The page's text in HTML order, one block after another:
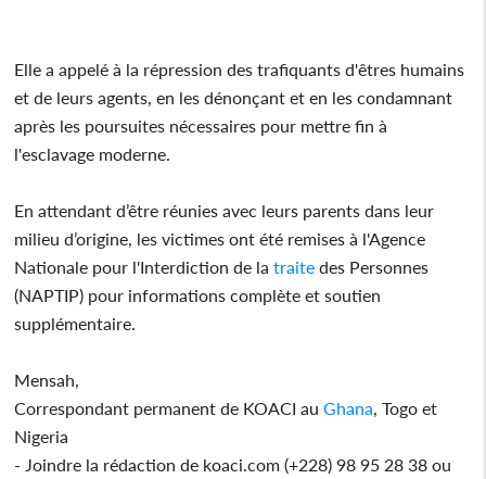
Elle a appelé à la répression des trafiquants d'êtres humains
et de leurs agents, en les dénonçant et en les condamnant
après les poursuites nécessaires pour mettre fin à
l'esclavage moderne.
En attendant d’être réunies avec leurs parents dans leur
milieu d’origine, les victimes ont été remises à l'Agence
Nationale pour l'Interdiction de la traite des Personnes
(NAPTIP) pour informations complète et soutien
supplémentaire.
Mensah,
Correspondant permanent de KOACI au Ghana , Togo et
Nigeria
- Joindre la rédaction de koaci.com (+228) 98 95 28 38 ou